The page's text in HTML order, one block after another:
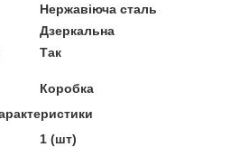
Нержавіюча сталь
Дзеркальна
Так
Коробка
1 (шт)